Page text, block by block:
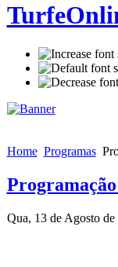
Home Programas
Qua, 13 de Agosto